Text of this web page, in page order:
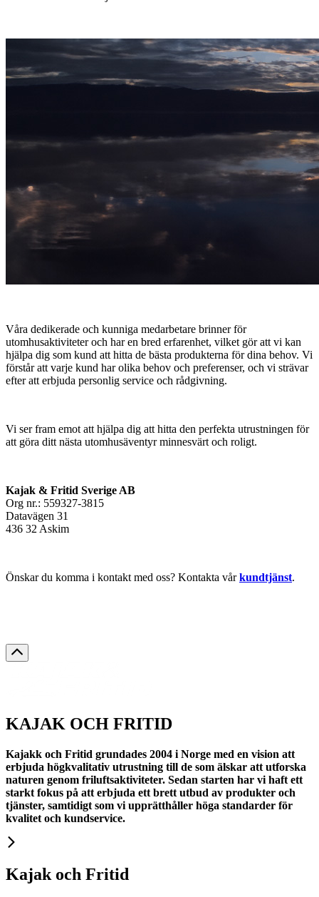
Våra dedikerade och kunniga medarbetare brinner för
utomhusaktiviteter och har en bred erfarenhet, vilket gör att vi kan
hjälpa dig som kund att hitta de bästa produkterna för dina behov. Vi
förstår att varje kund har olika behov och preferenser, och vi strävar
efter att erbjuda personlig service och rådgivning.
Vi ser fram emot att hjälpa dig att hitta den perfekta utrustningen för
att göra ditt nästa utomhusäventyr minnesvärt och roligt.
Kajak & Fritid Sverige AB
Org nr.: 559327-3815
Datavägen 31
436 32 Askim
Önskar du komma i kontakt med oss? Kontakta vårkundtjänst.
KAJAK OCH FRITID
Kajakk och Fritid grundades 2004 i Norge med en vision att
erbjuda högkvalitativ utrustning till de som älskar att utforska
naturen genom friluftsaktiviteter. Sedan starten har vi haft ett
starkt fokus på att erbjuda ett brett utbud av produkter och
tjänster, samtidigt som vi upprätthåller höga standarder för
kvalitet och kundservice.
Kajak och Fritid